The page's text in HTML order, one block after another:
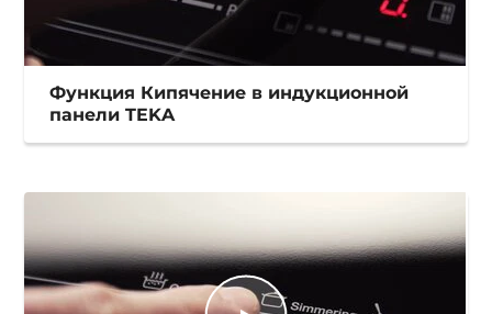
Функция Кипячение в индукционной
панели TEKA